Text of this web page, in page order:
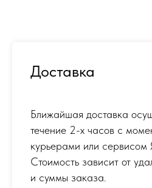
Доставка
Ближайшая доставка
течение 2-х часов с
курьерами или сервисом
Стоимость зависит от
и суммы заказа.